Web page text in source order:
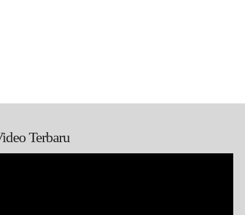
Terbaru